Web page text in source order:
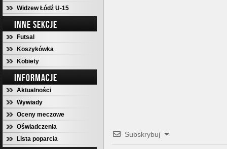
Widzew Łódź U-15
INNE SEKCJE
Futsal
Koszykówka
Kobiety
INFORMACJE
Aktualności
Wywiady
Oceny meczowe
Oświadczenia
Lista poparcia
Subskrybuj